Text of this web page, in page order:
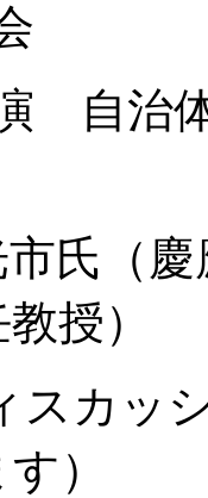
自治
氏（
授）
カッ
）